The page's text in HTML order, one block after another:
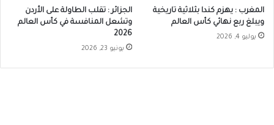
المغرب : يهزم كندا بثلاثية تاريخية
ويبلغ ربع نهائي كأس العالم
يوليو 4, 2026
الجزائر : تقلب الطاولة على الأردن
وتشعل المنافسة في كأس العالم
2026
يونيو 23, 2026